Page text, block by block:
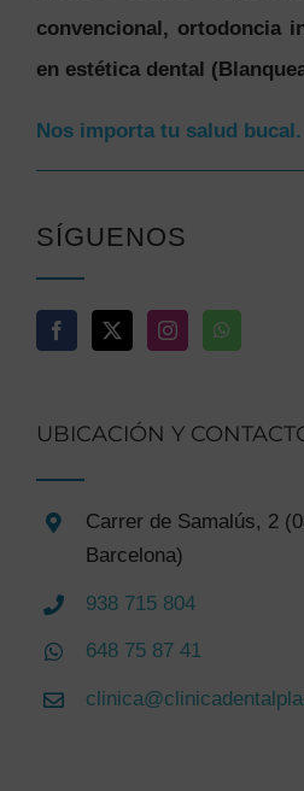
convencional, ortodoncia
en estética dental
Nos importa tu salud
SÍGUENOS
UBICACIÓN Y
Carrer de Samalús, 2
Barcelona)
938 715 804
648 75 87 41